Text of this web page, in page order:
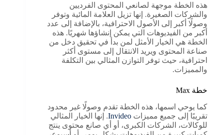
هذه الخطة موجهة لصانعي المحتوى الفرديين
والشركات الصغيرة. إنها تزيل العلامة المائية وتوفر
وصولًا أكبر إلى الأصول الاحترافية، بالإضافة إلى عدد
أكبر من الفيديوهات التي يمكن إنشاؤها شهريًا. هذه
الخطة هي الخيار الأمثل لمن بدأ في تحقيق دخل من
صناعة المحتوى ويريد الانتقال إلى مستوى أكثر
احترافية، حيث توفر التوازن المثالي بين التكلفة
والمميزات.
خطة Max
كما يوحي اسمها، هذه الخطة تقدم وصولًا غير محدود
تقريبًا إلى جميع مميزات Invideo. إنها الخيار المثالي
للوكالات، الشركات الكبرى، أو أي صانع محتوى ينتج